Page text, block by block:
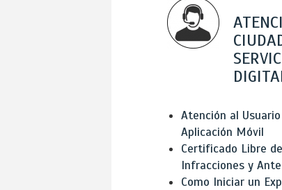
Atención al
Aplicación Móvil
Certificado Libre
Infracciones y
Como Iniciar un